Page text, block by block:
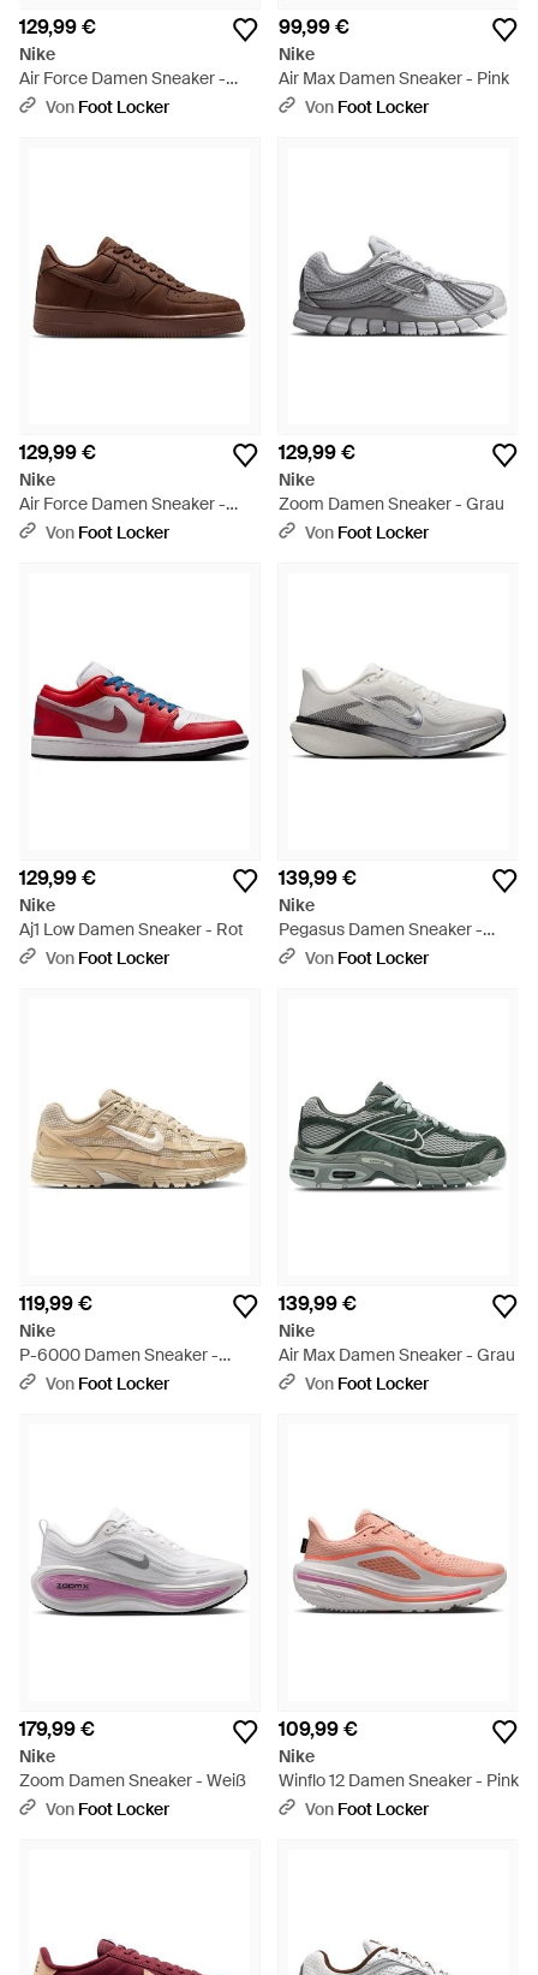
129,99 €
Nike
Air Force Damen Sneaker -
Schwarz
Von Foot Locker
99,99 €
Nike
Air Max Damen Sneaker - Pink
Von Foot Locker
129,99 €
Nike
Air Force Damen Sneaker -
Braun
Von Foot Locker
129,99 €
Nike
Zoom Damen Sneaker - Grau
Von Foot Locker
129,99 €
Nike
Aj1 Low Damen Sneaker - Rot
Von Foot Locker
139,99 €
Nike
Pegasus Damen Sneaker -
GrauVon Foot Locker
119,99 €
Nike
P-6000 Damen Sneaker -
Natur
Von Foot Locker
139,99 €
Nike
Air Max Damen Sneaker - Grau
Von Foot Locker
179,99 €
Nike
Zoom Damen Sneaker - Weiß
Von Foot Locker
109,99 €
Nike
Winflo 12 Damen Sneaker - Pink
Von Foot Locker